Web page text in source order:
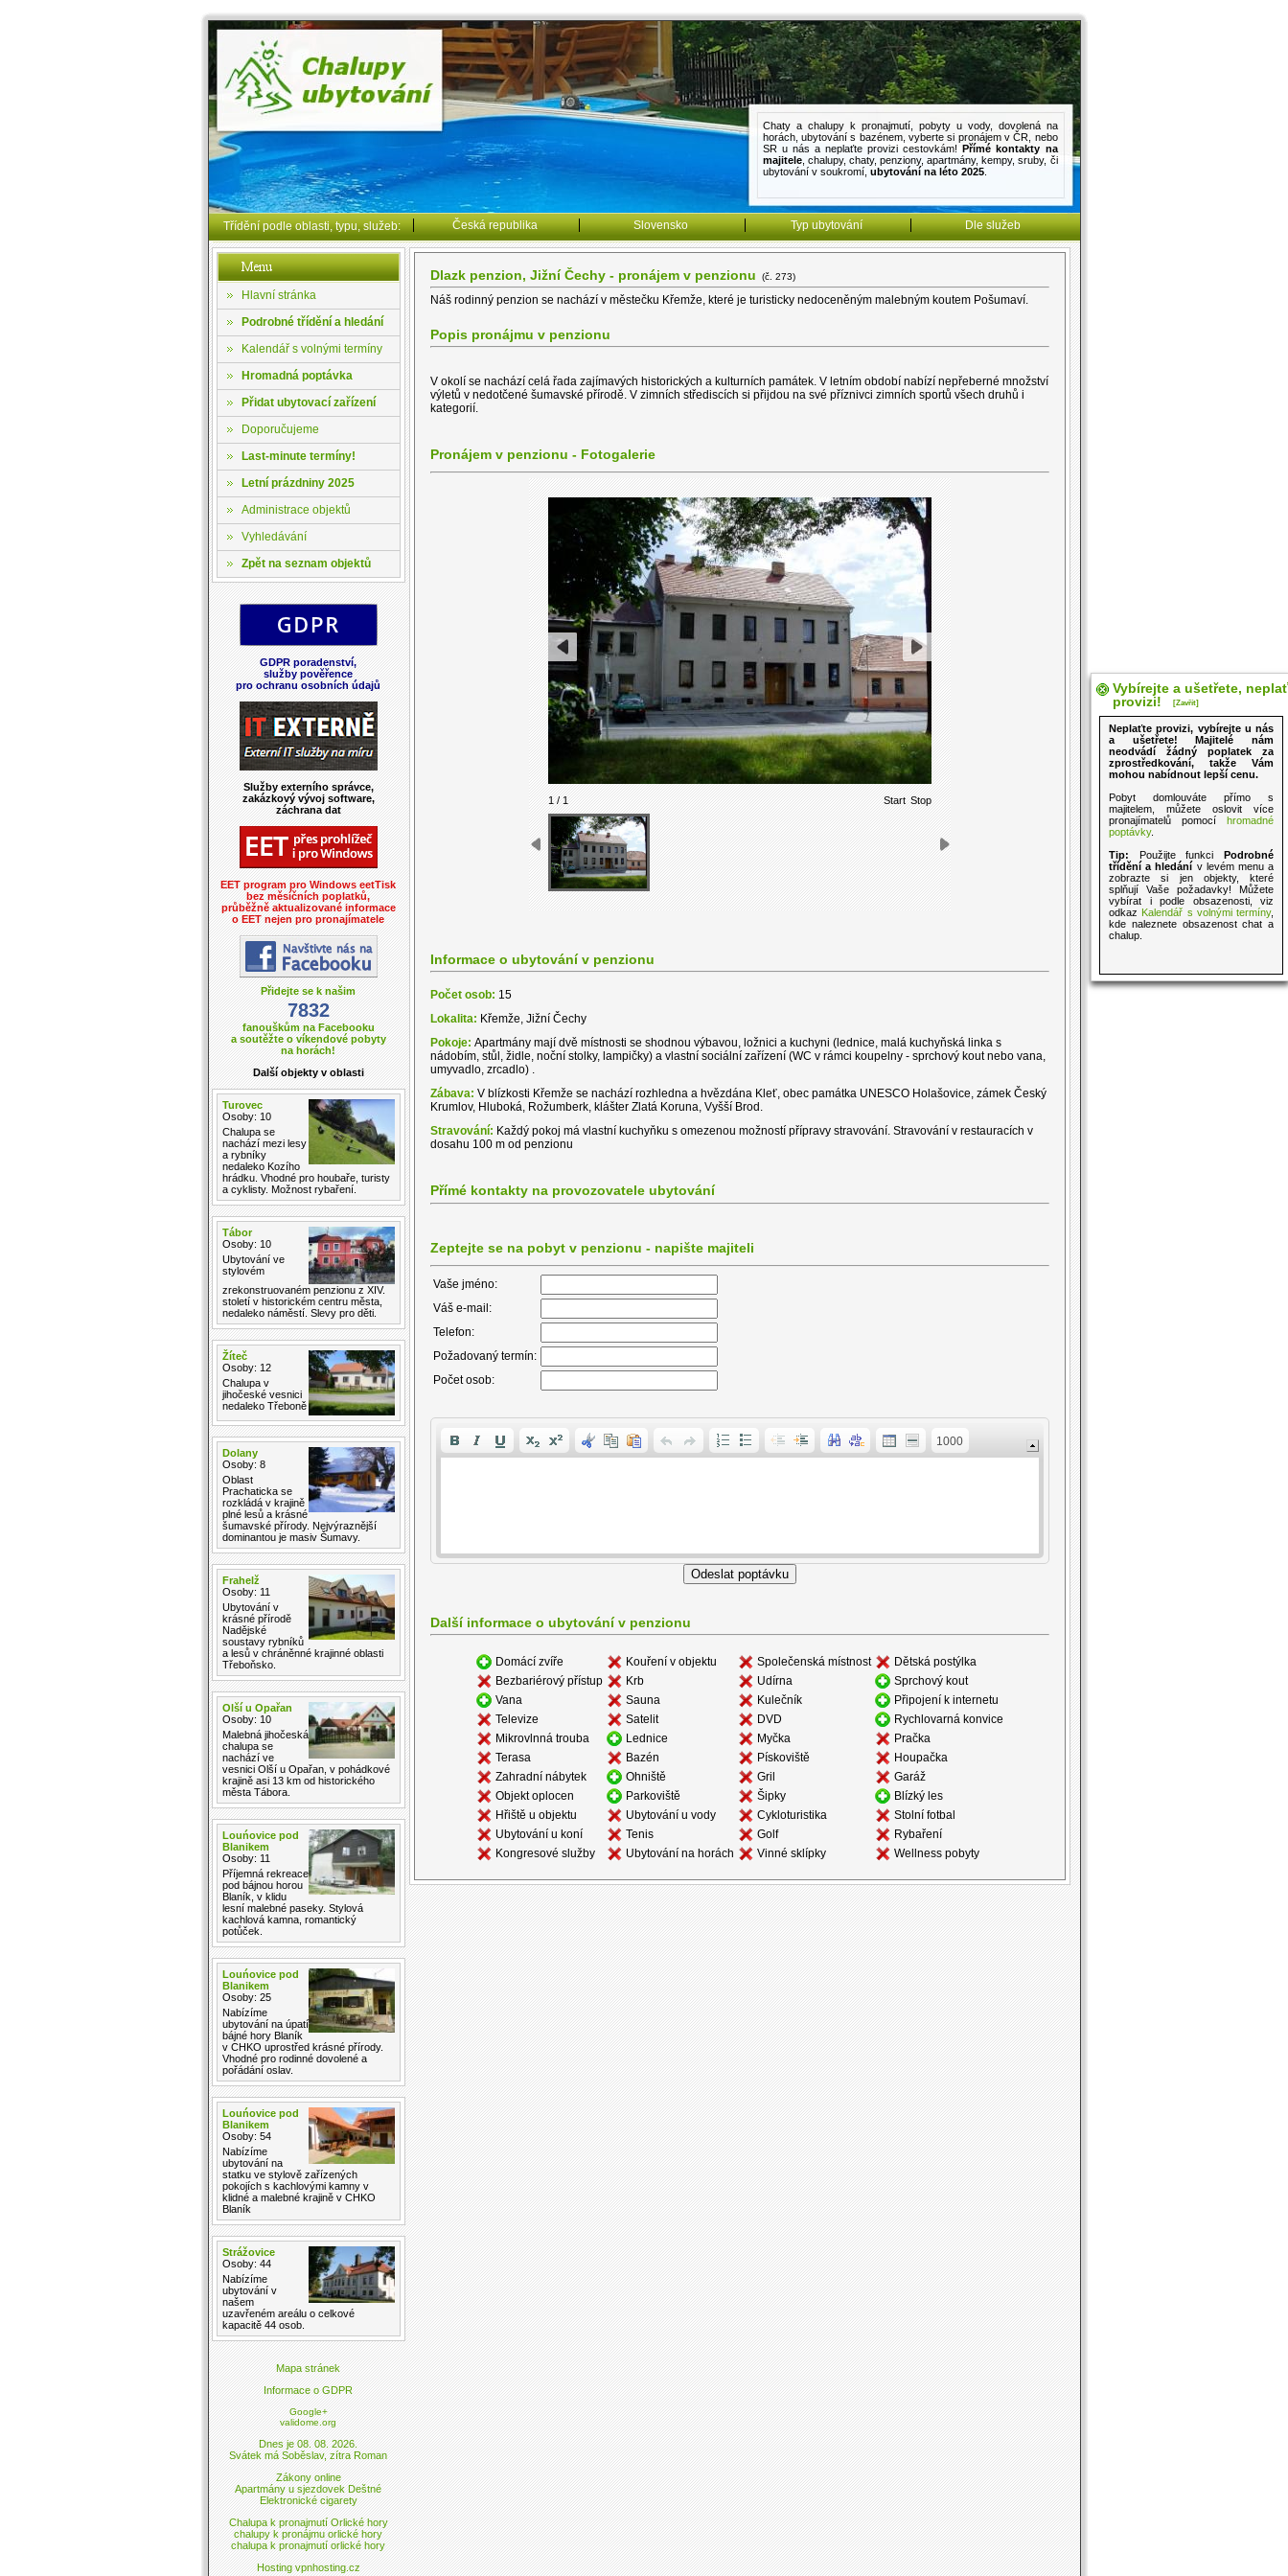
Chaty a chalupy k pronajmutí, pobyty u vody, dovolená na
horách, ubytování s bazénem, vyberte si pronájem v ČR, nebo
SR u nás a neplaťte provizi cestovkám!Přímé kontakty na
majitele, chalupy, chaty, penziony,apartmány,kempy,sruby, či
ubytování v soukromí, ubytování na léto 2025.
Třídění podle oblasti, typu, služeb: Česká republika Slovensko Typ ubytování Dle služeb
Hlavní stránka
Podrobné třídění a hledání
Kalendář s volnými termíny
Hromadná poptávka
Přidat ubytovací zařízení
Doporučujeme
Last-minute termíny!
Letní prázdniny 2025
Administrace objektů
Vyhledávání
Zpět na seznam objektů
GDPR poradenství,
služby pověřence
pro ochranu osobních údajů
Služby externího správce,
zakázkový vývoj software,
záchrana dat
EET program pro Windows eetTisk
bez měsíčních poplatků,
průběžně aktualizované informace
o EET nejen pro pronajímatele
Přidejte se k našim
7832
fanouškům na Facebooku
a soutěžte o víkendové pobyty
na horách!
Další objekty v oblasti
Turovec
Osoby: 10
Chalupa se
nachází mezi lesy
a rybníky
nedaleko Kozího
hrádku. Vhodné pro houbaře, turisty
a cyklisty. Možnost rybaření.
Tábor
Osoby: 10
Ubytování ve
stylovém
zrekonstruovaném penzionu z XIV.
století v historickém centru města,
nedaleko náměstí. Slevy pro děti.
Žíteč
Osoby: 12
Chalupa v
jihočeské vesnici
nedaleko Třeboně
Dolany
Osoby: 8
Oblast
Prachaticka se
rozkládá v krajině
plné lesů a krásné
šumavské přírody. Nejvýraznější
dominantou je masiv Šumavy.
Frahelž
Osoby: 11
Ubytování v
krásné přírodě
Nadějské
soustavy rybníků
a lesů v chráněnné krajinné oblasti
Třeboňsko.
Olší u Opařan
Osoby: 10
Malebná jihočeská
chalupa se
nachází ve
vesnici Olší u Opařan, v pohádkové
krajině asi 13 km od historického
města Tábora.
Louńovice pod
Blanikem
Osoby: 11
Příjemná rekreace
pod bájnou horou
Blaník, v klidu
lesní malebné paseky. Stylová
kachlová kamna, romantický
potůček.
Louńovice pod
Blanikem
Osoby: 25
Nabízíme
ubytování na úpatí
bájné hory Blaník
v CHKO uprostřed krásné přírody.
Vhodné pro rodinné dovolené a
pořádání oslav.
Louńovice pod
Blanikem
Osoby: 54
Nabízíme
ubytování na
statku ve stylově zařízených
pokojích s kachlovými kamny v
klidné a malebné krajině v CHKO
Blaník
Strážovice
Osoby: 44
Nabízíme
ubytování v
našem
uzavřeném areálu o celkové
kapacitě 44 osob.
Mapa stránek
Informace o GDPR
Google+
validome.org
Dnes je 08. 08. 2026.
Svátek má Soběslav, zítra Roman
Zákony online
Apartmány u sjezdovek Deštné
Elektronické cigarety
Chalupa k pronajmutí Orlické hory
chalupy k pronájmu orlické hory
chalupa k pronajmutí orlické hory
Hosting vpnhosting.cz
Dlazk penzion, Jižní Čechy - pronájem v penzionu (č. 273)
Náš rodinný penzion se nachází v městečku Křemže, které je turisticky nedoceněným malebným koutem Pošumaví.
Popis pronájmu v penzionu
V okolí se nachází celá řada zajímavých historických a kulturních památek. V letním období nabízí nepřeberné množství
výletů v nedotčené šumavské přírodě. V zimních střediscích si přijdou na své příznivci zimních sportů všech druhů i
kategorií.
Pronájem v penzionu - Fotogalerie
1 / 1 Start Stop
Informace o ubytování v penzionu
Počet osob: 15
Lokalita: Křemže, Jižní Čechy
Pokoje: Apartmány mají dvě místnosti se shodnou výbavou, ložnici a kuchyni (lednice, malá kuchyňská linka s
nádobím, stůl, židle, noční stolky, lampičky) a vlastní sociální zařízení (WC v rámci koupelny - sprchový kout nebo vana,
umyvadlo, zrcadlo) .
Zábava: V blízkosti Křemže se nachází rozhledna a hvězdána Kleť, obec památka UNESCO Holašovice, zámek Český
Krumlov, Hluboká, Rožumberk, klášter Zlatá Koruna, Vyšší Brod.
Stravování: Každý pokoj má vlastní kuchyňku s omezenou možností přípravy stravování. Stravování v restauracích v
dosahu 100 m od penzionu
Přímé kontakty na provozovatele ubytování
Zeptejte se na pobyt v penzionu - napište majiteli
Vaše jméno:
Váš e-mail:
Telefon:
Požadovaný termín:
Počet osob:
1000
Další informace o ubytování v penzionu
Domácí zvíře Kouření v objektu Společenská místnost
Dětská postýlka
Bezbariérový přístup
Krb Udírna
Sprchový kout
Vana
Sauna Kulečník
Připojení k internetu
Televize
Satelit DVD
Rychlovarná konvice
Mikrovlnná trouba
Lednice Myčka
Pračka
Terasa
Bazén Pískoviště
Houpačka
Zahradní nábytek
Ohniště Gril
Garáž
Objekt oplocen
Parkoviště Šipky
Blízký les
Hřiště u objektu
Ubytování u vody Cykloturistika
Stolní fotbal
Ubytování u koní
Tenis Golf
Rybaření
Kongresové služby
Ubytování na horách Vinné sklípky Wellness pobyty
Vybírejte a ušetřete,
provizi!
[Zavřít]
Neplaťte provizi, vybírejte u nás
a ušetřete! Majitelé nám
neodvádí žádný poplatek za
zprostředkování, takže Vám
mohou nabídnout lepší cenu.
Pobyt domlouváte přímo s
majitelem, můžete oslovit více
pronajímatelů pomocí hromadné
poptávky.
Tip: Použijte funkci Podrobné
třídění a hledání v levém menu a
zobrazte si jen objekty, které
splňují Vaše požadavky! Můžete
vybírat i podle obsazenosti, viz
odkaz Kalendář s volnými termíny,
kde naleznete obsazenost chat a
chalup.